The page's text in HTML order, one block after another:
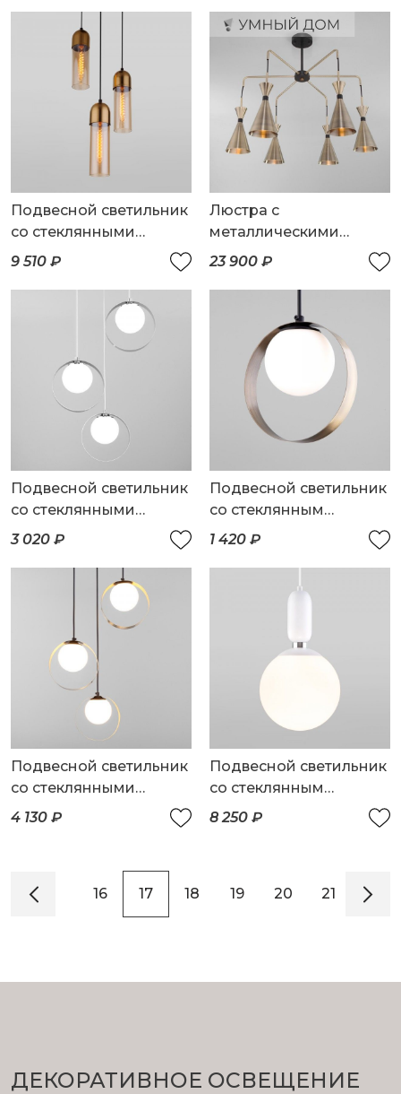
Подвесной светильник
со стеклянными
плафонами
9 510 ₽
Люстра с
металлическими
плафонами
23 900 ₽
Подвесной светильник
со стеклянными
плафонами
3 020 ₽
Подвесной светильник
со стеклянным
плафоном
1 420 ₽
Подвесной светильник
со стеклянными
плафонами
4 130 ₽
Подвесной светильник
со стеклянным
плафоном
8 250 ₽
16 17 18 19 20 21
ДЕКОРАТИВНОЕ ОСВЕЩЕНИЕ